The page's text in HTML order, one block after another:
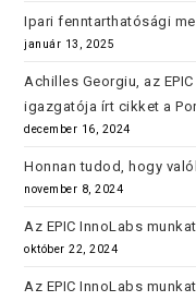
Ipari fenntarthatósági
január 13, 2025
Achilles Georgiu, az
igazgatója írt cikket a
december 16, 2024
Honnan tudod, hogy
november 8, 2024
Az EPIC InnoLabs
október 22, 2024
Az EPIC InnoLabs